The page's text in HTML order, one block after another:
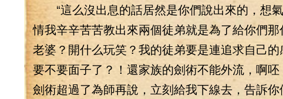
“這么沒出息的話居然是你們說出來的，想
情我辛辛苦苦教出來兩個徒弟就是為了給你們
老婆？開什么玩笑？我的徒弟要是連追求自己
要不要面子了？！還家族的劍術不能外流，啊
劍術超過了為師再說，立刻給我下線去，告訴